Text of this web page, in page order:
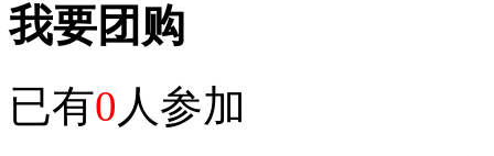
我要团购
已有0 人参加